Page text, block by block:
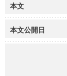
本文
本文公開日